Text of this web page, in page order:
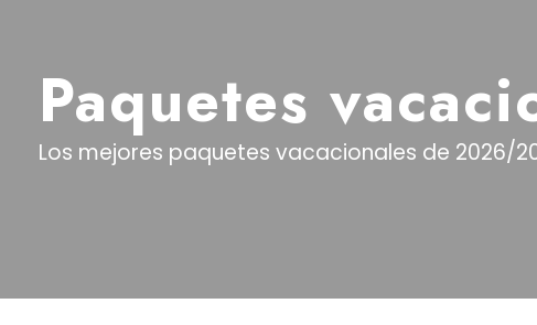
Paquetes
Los mejores paquetes vacacionales de 2026/